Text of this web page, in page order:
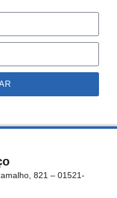
821 – 01521-